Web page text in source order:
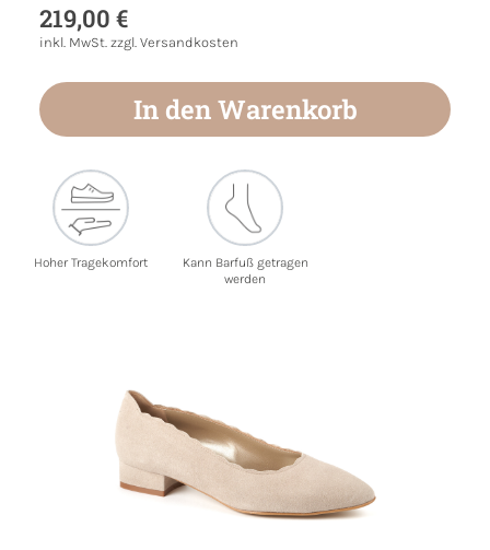
219,00 €
inkl. MwSt. zzgl. Versandkosten
In den Warenkorb
Hoher Tragekomfort
Kann Barfuß getragen
werden